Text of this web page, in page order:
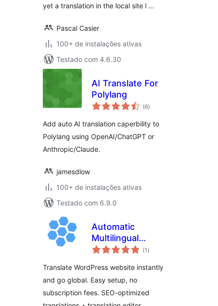
yet a translation in the local site l …
Pascal Casier
100+ de instalações ativas
Testado com 4.6.30
AI Translate For
Polylang
(6total
de
)
Add auto AI translation caperbility to
Polylang using OpenAI/ChatGPT or
Anthropic/Claude.
jamesdlow
100+ de instalações ativas
Testado com 6.9.0
Automatic
Multilingual
Translation by
(1 total
de
)
Translate WordPress website instantly
and go global. Easy setup, no
subscription fees. SEO-optimized